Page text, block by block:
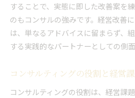
コンサルティング会社の
仕組み
コンサルタントから得る
案法
策
コンサルで変わるリーダーシ
することで、実態に即した改善案を
のもコンサルの強みです。経営改善
は、単なるアドバイスに留まらず、
する実践的なパートナーとしての側
コンサルティングの役割と経営
コンサルティングの役割は、経営課